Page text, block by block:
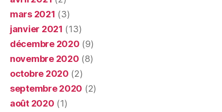
mars 2021 (3)
janvier 2021 (13)
décembre 2020 (9)
novembre 2020 (8)
octobre 2020 (2)
septembre 2020 (2)
août 2020 (1)